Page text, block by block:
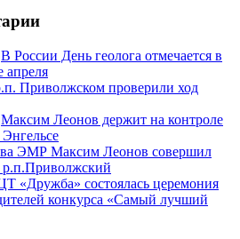
В России День геолога отмечается в
апреля
Приволжском проверили ход
Максим Леонов держит на контроле
ЭМР Максим Леонов совершил
р.п.Приволжский
«Дружба» состоялась церемония
конкурса «Самый лучший